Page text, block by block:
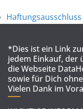
Haftungsausschluss
*Dies ist ein Link
jedem Einkauf, der
die Webseite
sowie für Dich
Vielen Dank im